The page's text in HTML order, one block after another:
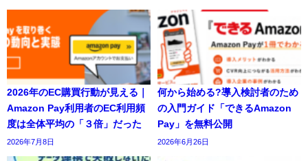
2026年のEC購買行動が見える｜
Amazon Pay利用者のEC利用頻
度は全体平均の「３倍」だった
2026年7月8日
何から始める?導入検討者のため
の入門ガイド「できるAmazon
Pay」を無料公開
2026年6月26日